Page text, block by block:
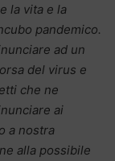
la vita e la
pandemico.
ad un
del virus e
che ne
ai
a nostra
alla possibile